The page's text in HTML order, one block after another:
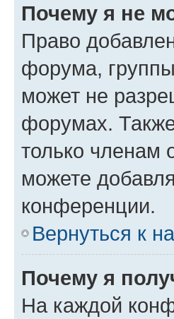
Почему я не
Право
форума,
может не
форумах.
только членам
можете
конференции.
Вернуться к
Почему я
На каждой